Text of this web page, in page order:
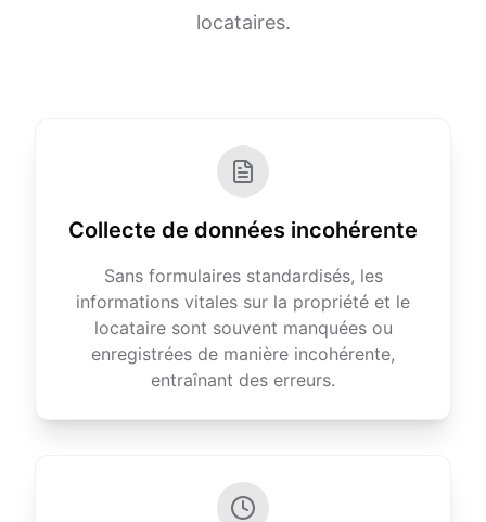
locataires.
Collecte de données incohérente
Sans formulaires standardisés, les
informations vitales sur la propriété et le
locataire sont souvent manquées ou
enregistrées de manière incohérente,
entraînant des erreurs.